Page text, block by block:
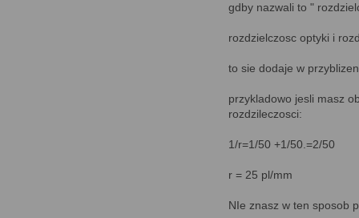
gdby nazwali to "
rozdzielczosc optyki i
to sie dodaje w
przykladowo jesli masz
rozdzileczosci:
1/r=1/50 +1/50.=2/50
r = 25 pl/mm
NIe znasz w ten sposob